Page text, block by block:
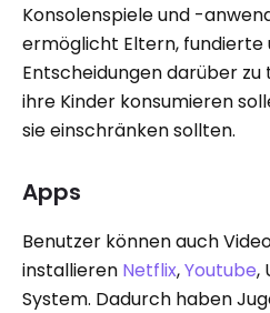
Konsolenspiele und -
ermöglicht Eltern, fundierte
Entscheidungen darüber
ihre Kinder konsumieren
sie einschränken sollten.
Apps
Benutzer können auch
installieren Netflix,Youtube,
System. Dadurch haben